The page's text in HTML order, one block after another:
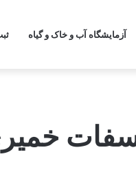
آزمایشگاه آب و خاک و گیاه